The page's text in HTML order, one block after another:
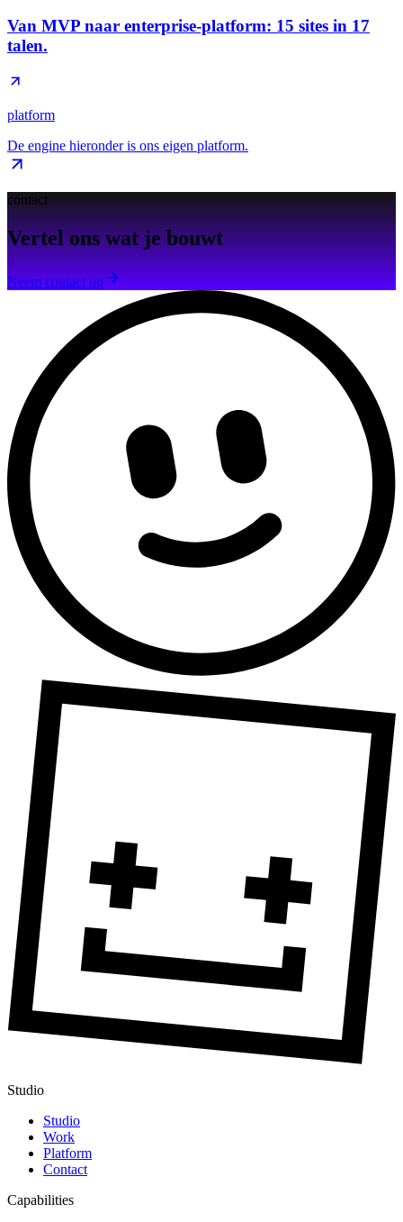
Van MVP naar enterprise-platform: 15 sites in 17
talen.
platform
De engine hieronder is ons eigen platform.
contact
Vertel ons wat je bouwt
Neem contact op
Studio
Studio
Work
Platform
Contact
Capabilities